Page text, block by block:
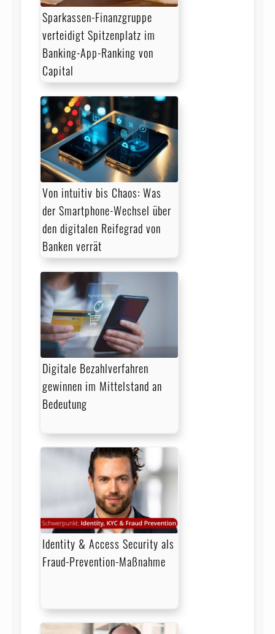
Sparkassen-Finanzgruppe
verteidigt Spitzenplatz im
Banking-App-Ranking von
Capital
Von intuitiv bis Chaos: Was
der Smartphone-Wechsel über
den digitalen Reifegrad von
Banken verrät
Digitale Bezahlverfahren
gewinnen im Mittelstand an
Bedeutung
Identity & Access Security als
Fraud-Prevention-Maßnahme